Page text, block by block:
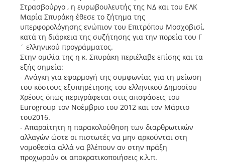
Στρασβούργο , η ευρωβουλευτής της ΝΔ και του ΕΛΚ
Μαρία Σπυράκη έθεσε το ζήτημα της
υπερφορολόγησης ενώπιον του Επιτρόπου Μοσχοβισί,
κατά τη διάρκεια της συζήτησης για την πορεία του Γ
´ ελληνικού προγράμματος.
Στην ομιλία της η κ. Σπυράκη περιέλαβε επίσης και τα
εξής σημεία:
- Ανάγκη για εφαρμογή της συμφωνίας για τη μείωση
του κόστους εξυπηρέτησης του ελληνικού Δημοσίου
Χρέους όπως περιγράφεται στις αποφάσεις του
Eurogroup τον Νοέμβριο του 2012 και τον Μάρτιο
του2016.
- Απαραίτητη η παρακολούθηση των διαρθρωτικών
αλλαγών ώστε οι πιστωτές να μην αρκούνται στη
νομοθεσία αλλά να βλέπουν αν στην πράξη
προχωρούν οι αποκρατικοποιήσεις κ.λ.π.